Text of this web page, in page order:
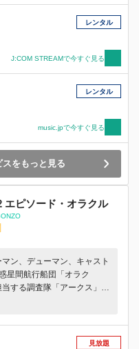
レンタル
J:COM STREAMで今すぐ見る
レンタル
music.jpで今すぐ見る
をもっと見る
エピソード・オラクル
ン、デューマン、キャスト
星間航行船団「オラク
する調査隊「アークス」の
星ナベリウスで記憶喪失の
いく。
見放題